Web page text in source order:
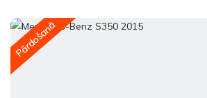
Pārdošanā